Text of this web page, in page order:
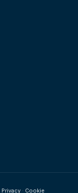
Privacy · Cookie